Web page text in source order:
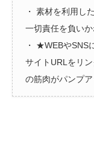
・ 素材を利用し
一切責任を負いか
・ ★WEBやSNS
サイトURLをリ
の筋肉がパンプア